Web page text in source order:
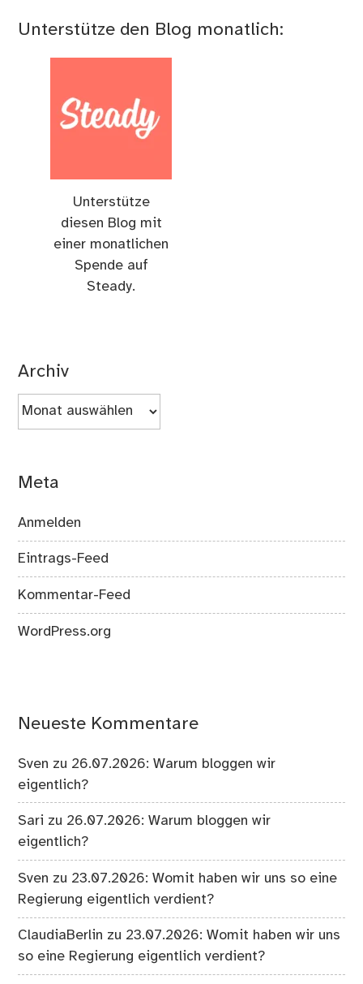
Unterstütze den Blog monatlich:
Unterstütze
diesen Blog mit
einer monatlichen
Spende auf
Steady.
Archiv
Archiv
Meta
Anmelden
Eintrags-Feed
Kommentar-Feed
WordPress.org
Neueste Kommentare
Sven zu 26.07.2026: Warum bloggen wir
eigentlich?
Sari zu 26.07.2026: Warum bloggen wir
eigentlich?
Sven zu 23.07.2026: Womit haben wir uns so eine
Regierung eigentlich verdient?
ClaudiaBerlin zu 23.07.2026: Womit haben wir uns
so eine Regierung eigentlich verdient?